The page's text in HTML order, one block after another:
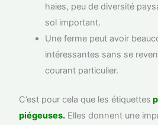
haies, peu de diversité
sol important.
Une ferme peut avoir
intéressantes sans se
courant particulier.
C’est pour cela que les étiquettes
piégeuses. Elles donnent une